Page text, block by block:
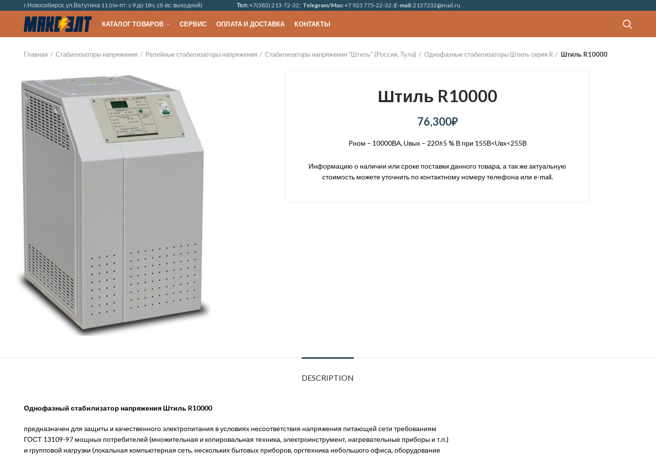
г.Новосибирск, ул.Ватутина 11 (пн-пт: с 9 до 18ч, сб-вс: выходной) Тел:+7(383) 213-72-32; Telegram/Max:+7 923 775-22-32; E-mail:2137232@mail.ru
КАТАЛОГ ТОВАРОВ СЕРВИС ОПЛАТА И ДОСТАВКА КОНТАКТЫ
Главная Стабилизаторы напряжения Релейные стабилизаторы напряжения Стабилизаторы напряжения "Штиль" (Россия, Тула) Однофазные стабилизаторы Штиль cерия R Штиль R10000
Штиль R10000
76,300₽
Pном – 10000ВА, Uвых – 220±5 % В при 155В<Uвх<255В
Информацию о наличии или сроке поставки данного товара, а так же актуальную
стоимость можете уточнить по контактному номеру телефона или e-mail.
DESCRIPTION
Однофазный стабилизатор напряжения Штиль R10000
предназначен для защиты и качественного электропитания в условиях несоответствия напряжения питающей сети требованиям
ГОСТ 13109-97 мощных потребителей (множительная и копировальная техника, электроинструмент, нагревательные приборы и т.п.)
и групповой нагрузки (локальная компьютерная сеть, нескольких бытовых приборов, оргтехника небольшого офиса, оборудование